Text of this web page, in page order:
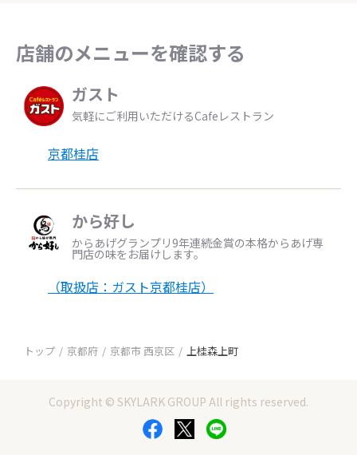
店舗のメニューを確認する
ガスト
気軽にご利用いただけるCafeレストラン
京都桂店
から好し
からあげグランプリ9年連続金賞の本格からあげ専
門店の味をお届けします。
（取扱店：ガスト京都桂店）
トップ 京都府 京都市 西京区 上桂森上町
Copyright © SKYLARK GROUP All rights reserved.